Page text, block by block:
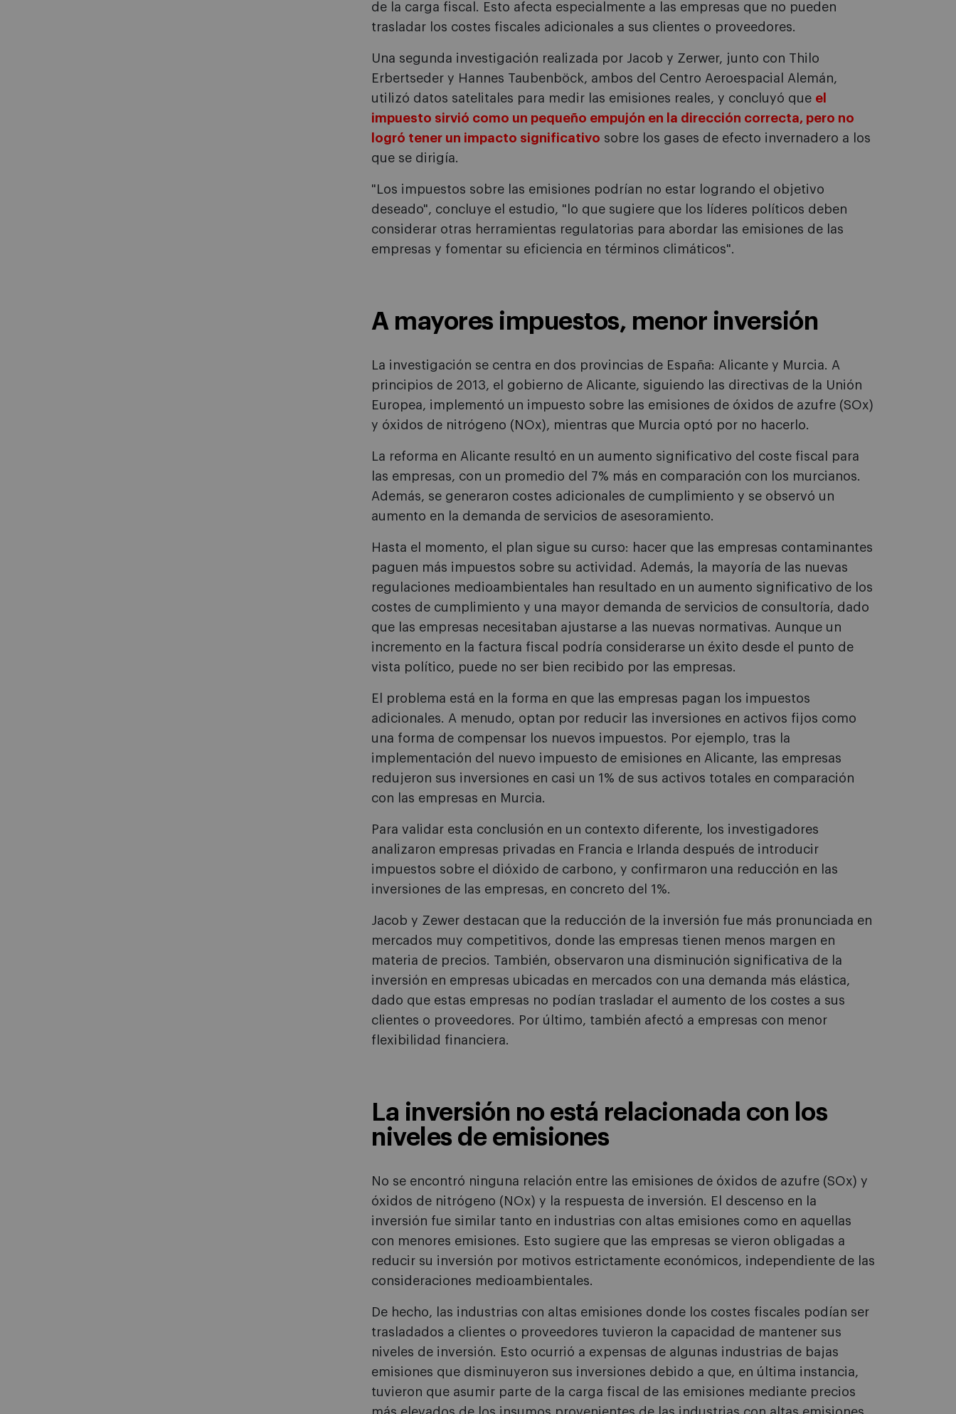
de la carga fiscal. Esto afecta especialmente a las empresas que no pueden
trasladar los costes fiscales adicionales a sus clientes o proveedores.
Una segunda investigación realizada por Jacob y Zerwer, junto con Thilo
Erbertseder y Hannes Taubenböck, ambos del Centro Aeroespacial Alemán,
utilizó datos satelitales para medir las emisiones reales, y concluyó que el
impuesto sirvió como un pequeño empujón en la dirección correcta, pero no
logró tener un impacto significativo sobre los gases de efecto invernadero a los
que se dirigía.
"Los impuestos sobre las emisiones podrían no estar logrando el objetivo
deseado", concluye el estudio, "lo que sugiere que los líderes políticos deben
considerar otras herramientas regulatorias para abordar las emisiones de las
empresas y fomentar su eficiencia en términos climáticos".
A mayores impuestos, menor inversión
La investigación se centra en dos provincias de España: Alicante y Murcia. A
principios de 2013, el gobierno de Alicante, siguiendo las directivas de la Unión
Europea, implementó un impuesto sobre las emisiones de óxidos de azufre (SOx)
y óxidos de nitrógeno (NOx), mientras que Murcia optó por no hacerlo.
La reforma en Alicante resultó en un aumento significativo del coste fiscal para
las empresas, con un promedio del 7% más en comparación con los murcianos.
Además, se generaron costes adicionales de cumplimiento y se observó un
aumento en la demanda de servicios de asesoramiento.
Hasta el momento, el plan sigue su curso: hacer que las empresas contaminantes
paguen más impuestos sobre su actividad. Además, la mayoría de las nuevas
regulaciones medioambientales han resultado en un aumento significativo de los
costes de cumplimiento y una mayor demanda de servicios de consultoría, dado
que las empresas necesitaban ajustarse a las nuevas normativas. Aunque un
incremento en la factura fiscal podría considerarse un éxito desde el punto de
vista político, puede no ser bien recibido por las empresas.
El problema está en la forma en que las empresas pagan los impuestos
adicionales. A menudo, optan por reducir las inversiones en activos fijos como
una forma de compensar los nuevos impuestos. Por ejemplo, tras la
implementación del nuevo impuesto de emisiones en Alicante, las empresas
redujeron sus inversiones en casi un 1% de sus activos totales en comparación
con las empresas en Murcia.
Para validar esta conclusión en un contexto diferente, los investigadores
analizaron empresas privadas en Francia e Irlanda después de introducir
impuestos sobre el dióxido de carbono, y confirmaron una reducción en las
inversiones de las empresas, en concreto del 1%.
Jacob y Zewer destacan que la reducción de la inversión fue más pronunciada en
mercados muy competitivos, donde las empresas tienen menos margen en
materia de precios. También, observaron una disminución significativa de la
inversión en empresas ubicadas en mercados con una demanda más elástica,
dado que estas empresas no podían trasladar el aumento de los costes a sus
clientes o proveedores. Por último, también afectó a empresas con menor
flexibilidad financiera.
La inversión no está relacionada con los
niveles de emisiones
No se encontró ninguna relación entre las emisiones de óxidos de azufre (SOx) y
óxidos de nitrógeno (NOx) y la respuesta de inversión. El descenso en la
inversión fue similar tanto en industrias con altas emisiones como en aquellas
con menores emisiones. Esto sugiere que las empresas se vieron obligadas a
reducir su inversión por motivos estrictamente económicos, independiente de las
consideraciones medioambientales.
De hecho, las industrias con altas emisiones donde los costes fiscales podían ser
trasladados a clientes o proveedores tuvieron la capacidad de mantener sus
niveles de inversión. Esto ocurrió a expensas de algunas industrias de bajas
emisiones que disminuyeron sus inversiones debido a que, en última instancia,
tuvieron que asumir parte de la carga fiscal de las emisiones mediante precios